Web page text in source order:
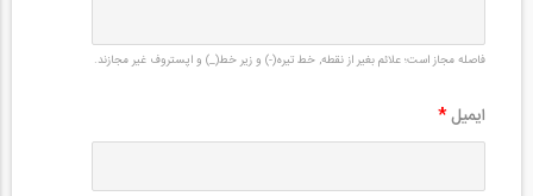
فاصله مجاز است؛ علائم بغیر از نقطه, خط تیره(-) و زیر خط(_) و اپستروف غیر مجازند.
ایمیل*